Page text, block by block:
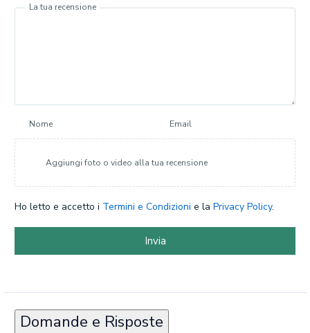
La tua recensione
Nome Email
Aggiungi foto o video alla tua recensione
Ho letto e accetto i Termini e Condizioni e la Privacy Policy.
Invia
Domande e Risposte